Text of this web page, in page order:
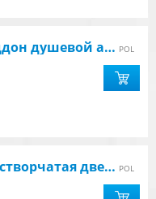
Delos C Поддон душевой акриловый 100х100х14 см c панелью, цвет белый POL
Twist Одностворчатая дверь в нишу 80 см (790-810) стекло прозрачное,хром POL